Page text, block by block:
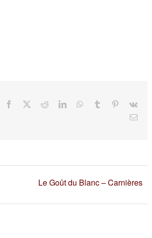
Facebook RedditLinkedInWhatsApp
Tumblr Pinterest
Vk
Email
Le Goût du Blanc – Carnières